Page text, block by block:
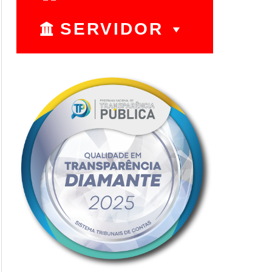
SERVIDOR